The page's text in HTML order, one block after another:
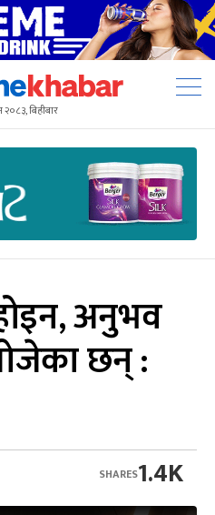
बिहीबार
अनुभव
छन् :
1.4K
SHARES